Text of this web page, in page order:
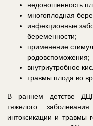
недоношенность
многоплодная
инфекционные
беременности;
применение
родовспоможения;
внутриутробное
травмы плода во
В раннем детстве
тяжелого
интоксикации и травмы